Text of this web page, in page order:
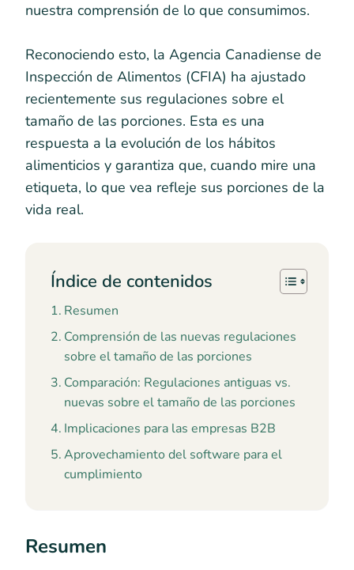
nuestra comprensión de lo que consumimos.
Reconociendo esto, la Agencia Canadiense de
Inspección de Alimentos (CFIA) ha ajustado
recientemente sus regulaciones sobre el
tamaño de las porciones. Esta es una
respuesta a la evolución de los hábitos
alimenticios y garantiza que, cuando mire una
etiqueta, lo que vea refleje sus porciones de la
vida real.
Índice de contenidos
Resumen
Comprensión de las nuevas regulaciones
sobre el tamaño de las porciones
Comparación: Regulaciones antiguas vs.
nuevas sobre el tamaño de las porciones
Implicaciones para las empresas B2B
Aprovechamiento del software para el
cumplimiento
Resumen